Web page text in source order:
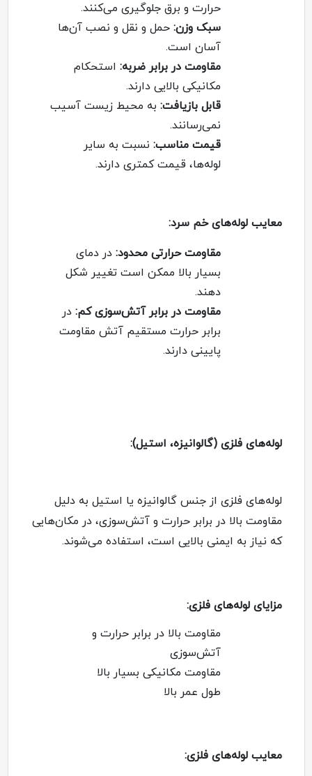
حرارت و برق جلوگیری می‌کنند.
سبک وزن: حمل و نقل و نصب آن‌ها
آسان است.
مقاومت در برابر ضربه: استحکام
مکانیکی بالایی دارند.
قابل بازیافت: به محیط زیست آسیب
نمی‌رسانند.
قیمت مناسب: نسبت به سایر
لوله‌ها، قیمت کمتری دارند.
معایب لوله‌های خم سرد:
مقاومت حرارتی محدود: در دمای
بسیار بالا ممکن است تغییر شکل
دهند.
مقاومت در برابر آتش‌سوزی کم: در
برابر حرارت مستقیم آتش مقاومت
پایینی دارند.
لوله‌های فلزی (گالوانیزه، استیل):
لوله‌های فلزی از جنس گالوانیزه یا استیل به دلیل
مقاومت بالا در برابر حرارت و آتش‌سوزی، در مکان‌هایی
که نیاز به ایمنی بالایی است، استفاده می‌شوند.
مزایای لوله‌های فلزی:
مقاومت بالا در برابر حرارت و
آتش‌سوزی
مقاومت مکانیکی بسیار بالا
طول عمر بالا
معایب لوله‌های فلزی: